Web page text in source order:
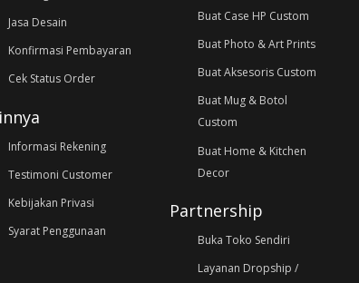
Jasa Desain
Konfirmasi Pembayaran
Cek Status Order
Informasi Rekening
Testimoni Customer
Kebijakan Privasi
Syarat Penggunaan
Buat Case HP Custom
Buat Photo & Art Prints
Buat Aksesoris Custom
Buat Mug & Botol
Custom
Buat Home & Kitchen
Decor
Partnership
Buka Toko Sendiri
Layanan Dropship /